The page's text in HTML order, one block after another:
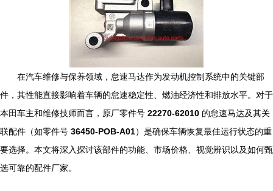
在汽车维修与保养领域，怠速马达作为发动机控制系统中的关键部
件，其性能直接影响着车辆的怠速稳定性、燃油经济性和排放水平。对于
本田车主和维修技师而言，原厂零件号 22270-62010 的怠速马达及其关
联配件（如零件号 36450-POB-A01）是确保车辆恢复最佳运行状态的重
要选择。本文将深入探讨该部件的功能、市场价格、视觉辨识以及如何甄
选可靠的配件厂家。